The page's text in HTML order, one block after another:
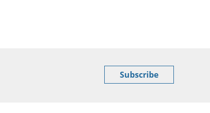
Subscribe